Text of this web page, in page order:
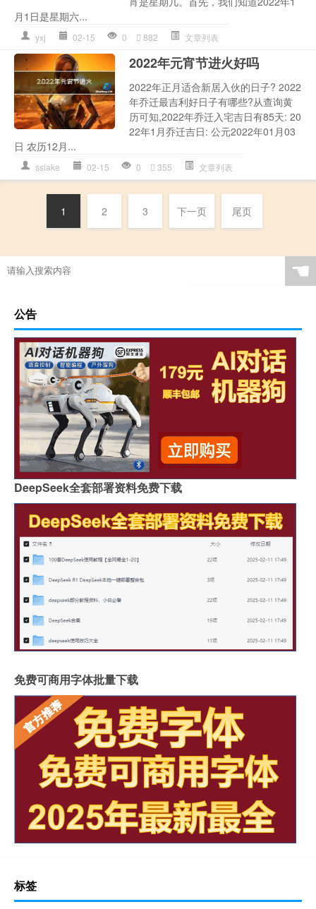
月1日是星期六...
yxj 02-15 0 882 文章列表
2022年元宵节进火好吗
2022年正月适合新居入伙的日子? 2022
年乔迁最吉利好日子有哪些?从查询黄
历可知,2022年乔迁入宅吉日有85天: 20
22年1月乔迁吉日: 公元2022年01月03
日 农历12月...
sslake 02-15 0 355 文章列表
1 2 3 下一页 尾页
☚
公告
DeepSeek全套部署资料免费下载
免费可商用字体批量下载
标签